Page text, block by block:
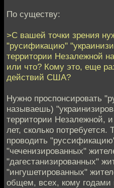
По существу:
>С вашей точки зрения
"русификацию"
территории Незалежной
или что? Кому это, еще
действий США?
Нужно проспонсировать
называешь)
территории Незалежной,
лет, сколько потребуется.
проводить
"чеченизированных"
"дагестанизированных"
"ингушетированных"
общем, всех, кому